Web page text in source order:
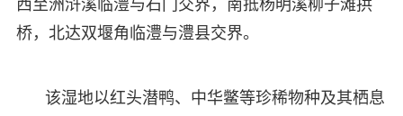
西至洲浒溪临澧与石门交界，南抵杨明溪柳子滩拱
桥，北达双堰角临澧与澧县交界。
该湿地以红头潜鸭、中华鳖等珍稀物种及其栖息